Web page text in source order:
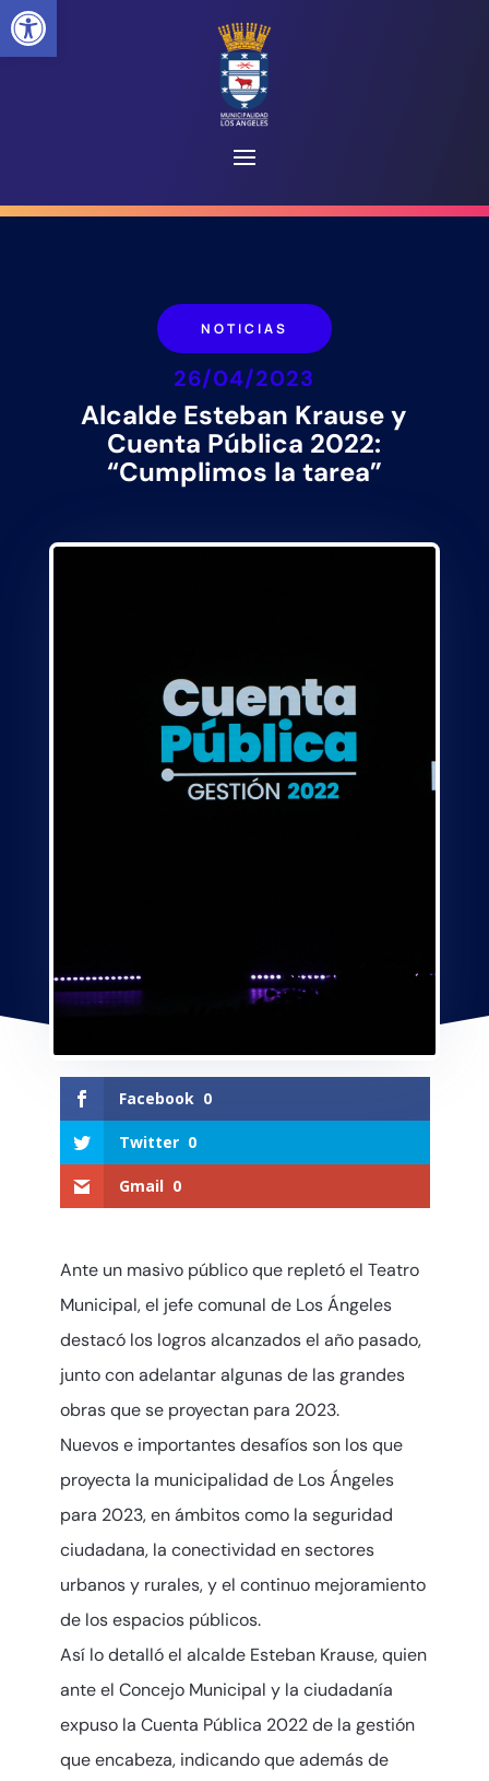
NOTICIAS
26/04/2023
Alcalde Esteban Krause y
Cuenta Pública 2022:
“Cumplimos la tarea”
Facebook 0
Twitter 0
Gmail 0
Ante un masivo público que repletó el Teatro
Municipal, el jefe comunal de Los Ángeles
destacó los logros alcanzados el año pasado,
junto con adelantar algunas de las grandes
obras que se proyectan para 2023.
Nuevos e importantes desafíos son los que
proyecta la municipalidad de Los Ángeles
para 2023, en ámbitos como la seguridad
ciudadana, la conectividad en sectores
urbanos y rurales, y el continuo mejoramiento
de los espacios públicos.
Así lo detalló el alcalde Esteban Krause, quien
ante el Concejo Municipal y la ciudadanía
expuso la Cuenta Pública 2022 de la gestión
que encabeza, indicando que además de